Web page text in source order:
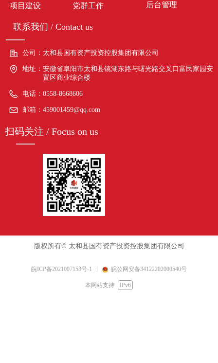
版权所有© 太和县国有资产投资控股集团有限公司
项目建设 党群工作 后台管理
联系我们 / Contact us
公司： 太和县国有资产投资控股集团有限公司
地址： 安徽省阜阳市太和县镜湖东路与曙光路交叉口富民家园安
置区商业综合楼
电话： 0558-8668606
邮箱： 459001459@qq.com
扫码关注 / Focus on us
皖ICP备2021007153号-1 皖公网安备34122202000540号
本网站支持 IPv6